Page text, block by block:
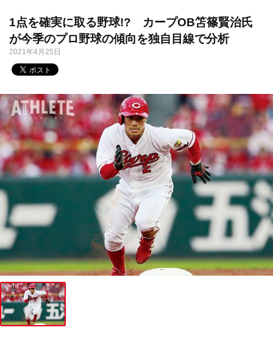
1点を確実に取る野球!? カープOB笘篠賢治氏
が今季のプロ野球の傾向を独自目線で分析
2021年4月25日